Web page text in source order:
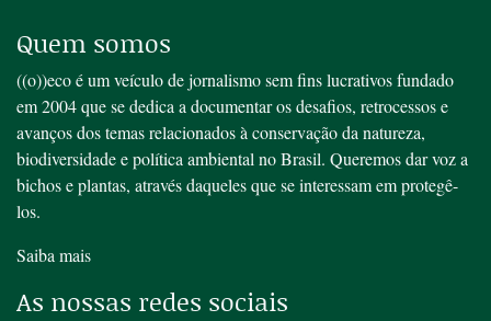
Quem somos
((o))eco é um veículo de jornalismo sem fins lucrativos fundado
em 2004 que se dedica a documentar os desafios, retrocessos e
avanços dos temas relacionados à conservação da natureza,
biodiversidade e política ambiental no Brasil. Queremos dar voz a
bichos e plantas, através daqueles que se interessam em protegê-
los.
Saiba mais
As nossas redes sociais